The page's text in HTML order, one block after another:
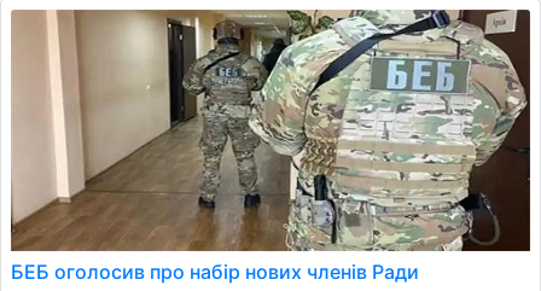
БЕБ оголосив про набір нових членів Ради